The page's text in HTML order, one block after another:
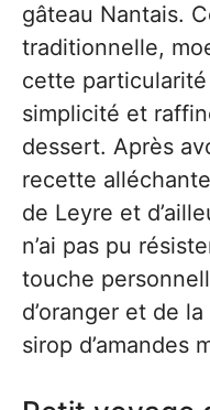
gâteau Nantais.
traditionnelle,
cette
simplicité et
dessert. Après
recette
de Leyre et
n’ai pas pu
touche
d’oranger et de
sirop d’amandes